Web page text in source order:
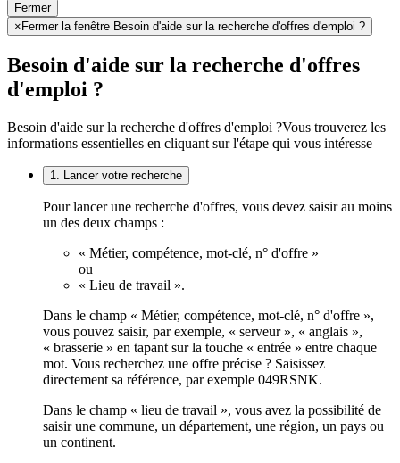
Fermer
× Fermer la fenêtre Besoin d'aide sur la recherche d'offres d'emploi ?
Besoin d'aide sur la recherche d'offres
d'emploi ?
Besoin d'aide sur la recherche d'offres d'emploi ?Vous trouverez les
informations essentielles en cliquant sur l'étape qui vous intéresse
1. Lancer votre recherche
Pour lancer une recherche d'offres, vous devez saisir au moins
un des deux champs :
« Métier, compétence, mot-clé, n° d'offre »
ou
« Lieu de travail ».
Dans le champ « Métier, compétence, mot-clé, n° d'offre »,
vous pouvez saisir, par exemple, « serveur », « anglais »,
« brasserie » en tapant sur la touche « entrée » entre chaque
mot. Vous recherchez une offre précise ? Saisissez
directement sa référence, par exemple 049RSNK.
Dans le champ « lieu de travail », vous avez la possibilité de
saisir une commune, un département, une région, un pays ou
un continent.